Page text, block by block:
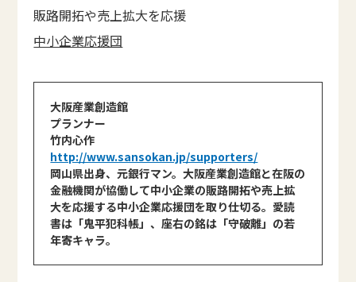
販路開拓や売上拡大を応援
中小企業応援団
大阪産業創造館
プランナー
竹内心作
http://www.sansokan.jp/supporters/
岡山県出身、元銀行マン。大阪産業創造館と在阪の
金融機関が協働して中小企業の販路開拓や売上拡
大を応援する中小企業応援団を取り仕切る。愛読
書は「鬼平犯科帳」、座右の銘は「守破離」の若
年寄キャラ。